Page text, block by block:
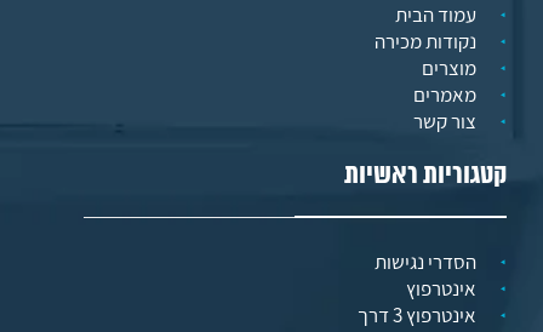
עמוד הבית
נקודות מכירה
מוצרים
מאמרים
צור קשר
קטגוריות ראשיות
הסדרי נגישות
אינטרפוץ
אינטרפוץ 3 דרך